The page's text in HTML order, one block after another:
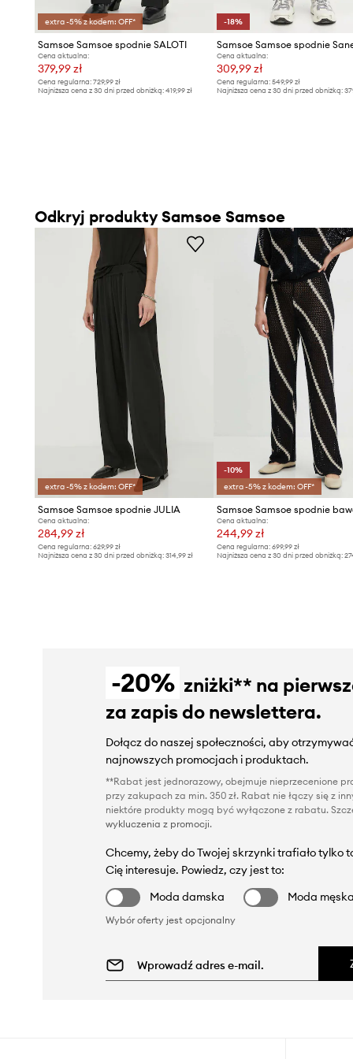
extra -5% z kodem: OFF*
Samsoe Samsoe spodnie SALOTI
Cena aktualna:
379,99 zł
Cena regularna: 729,99 zł
Najniższa cena z 30 dni przed obniżką: 419,99 zł
-18%
Samsoe Samsoe spodnie
Cena aktualna:
309,99 zł
Cena regularna:549,99 zł
Najniższa cena z 30 dni przed obniżką:
Odkryj produkty Samsoe Samsoe
extra -5% z kodem: OFF*
Samsoe Samsoe spodnie JULIA
Cena aktualna:
284,99 zł
Cena regularna: 629,99 zł
Najniższa cena z 30 dni przed obniżką: 314,99 zł
-10%
extra -5% z kodem: OFF*
Cena aktualna:
244,99 zł
Cena regularna:699,99 zł
Najniższa cena z 30 dni przed obniżką:
-20% zniżki** na
za zapis do newslettera.
Dołącz do naszej społeczności, aby
najnowszych promocjach i produktach.
**Rabat jest jednorazowy, obejmuje nieprzecenione
przy zakupach za min. 350 zł. Rabat nie łączy się z
niektóre produkty mogą być wyłączone z rabatu.
wykluczenia z promocji.
Chcemy, żeby do Twojej skrzynki trafiało tylko
Cię interesuje. Powiedz, czy jest to:
Moda damska
Moda męska
Wybór oferty jest opcjonalny